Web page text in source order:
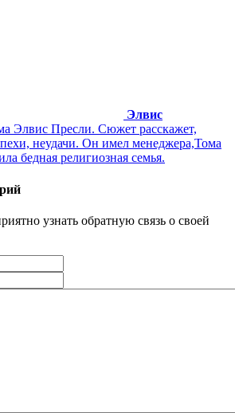
Элвис
Элвис Пресли. Сюжет расскажет,
неудачи. Он имел менеджера,Тома
бедная религиозная семья.
узнать обратную связь о своей